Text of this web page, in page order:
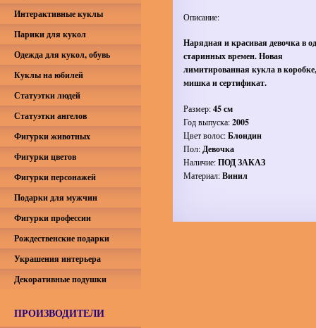
Описание:
Нарядная и красивая девочка в
старинных времен. Новая
лимитированная кукла в
мишка и сертификат.
Размер:45 см
Год выпуска:2005
Цвет волос:Блондин
Пол:Девочка
Наличие:ПОД ЗАКАЗ
Материал:Винил
Интерактивные куклы
Парики для кукол
Одежда для кукол, обувь
Куклы на юбилей
Статуэтки людей
Статуэтки ангелов
Фигурки животных
Фигурки цветов
Фигурки персонажей
Подарки для мужчин
Фигурки профессии
Рождественские подарки
Украшения интерьера
Декоративные подушки
ПРОИЗВОДИТЕЛИ